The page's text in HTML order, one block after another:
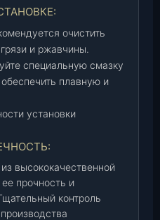
очистить
и ржавчины.
специальную смазку
плавную и
установки
высококачественной
прочность и
контроль